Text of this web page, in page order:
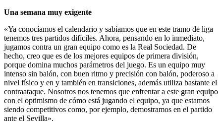
Una semana muy exigente
«Ya conocíamos el calendario y sabíamos que en este tramo de liga
tenemos tres partidos difíciles. Ahora, pensando en lo inmediato,
jugamos contra un gran equipo como es la Real Sociedad. De
hecho, creo que es de los mejores equipos de primera división,
porque domina muchos parámetros del juego. Es un equipo muy
intenso sin balón, con buen ritmo y precisión con balón, poderoso a
nivel físico y en y también en transiciones, además utiliza bastante el
contraataque. Nosotros nos tenemos que enfrentar a este gran equipo
con el optimismo de cómo está jugando el equipo, ya que estamos
siendo competitivos como, por ejemplo, demostramos en el partido
ante el Sevilla».